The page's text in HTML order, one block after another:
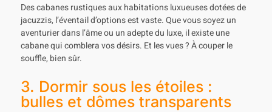
Des cabanes rustiques aux habitations luxueuses dotées de
jacuzzis, l’éventail d’options est vaste. Que vous soyez un
aventurier dans l’âme ou un adepte du luxe, il existe une
cabane qui comblera vos désirs. Et les vues ? À couper le
souffle, bien sûr.
3. Dormir sous les étoiles :
bulles et dômes transparents